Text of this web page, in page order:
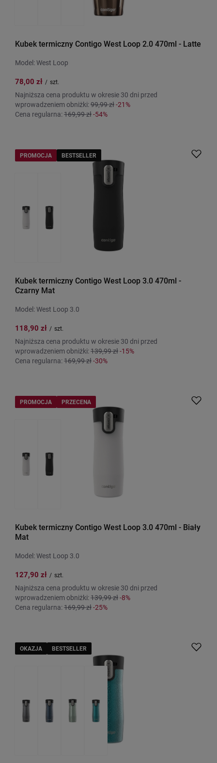
Kubek termiczny Contigo West Loop 2.0 470ml - Latte
Model: West Loop
78,00 zł / szt.
Najniższa cena produktu w okresie 30 dni przed
wprowadzeniem obniżki:99,99 zł-21%
Cena regularna:169,99 zł-54%
PROMOCJA BESTSELLER
Kubek termiczny Contigo West Loop 3.0 470ml -
Czarny Mat
Model: West Loop 3.0
118,90 zł / szt.
Najniższa cena produktu w okresie 30 dni przed
wprowadzeniem obniżki:139,99 zł-15%
Cena regularna:169,99 zł-30%
PROMOCJA PRZECENA
Kubek termiczny Contigo West Loop 3.0 470ml - Biały
Mat
Model: West Loop 3.0
127,90 zł / szt.
Najniższa cena produktu w okresie 30 dni przed
wprowadzeniem obniżki:139,99 zł-8%
Cena regularna:169,99 zł-25%
OKAZJA BESTSELLER